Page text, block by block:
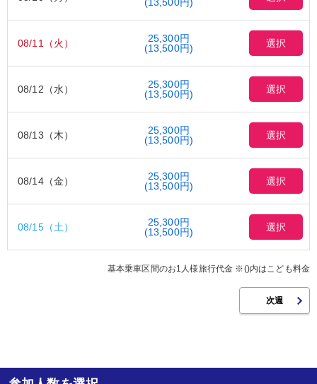
08/11（火）
25,300円
(13,500円)
選択
08/12（水）
25,300円
(13,500円)
選択
08/13（木）
25,300円
(13,500円)
選択
08/14（金）
25,300円
(13,500円)
選択
08/15（土）
25,300円
(13,500円)
選択
基本乗車区間のお1人様旅行代金 ※()内はこども料金